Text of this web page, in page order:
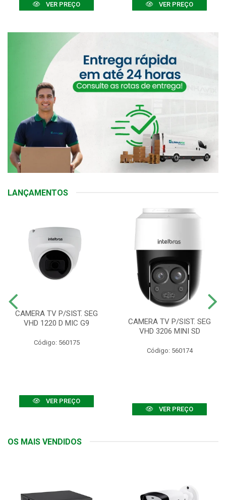
VER PREÇO VER PREÇO
LANÇAMENTOS
CAMERA TV P/SIST. SEG
VHD 1220 D MIC G9
Código: 560175
VER PREÇO
CAMERA TV P/SIST. SEG
VHD 3206 MINI SD
Código: 560174
VER PREÇO
OS MAIS VENDIDOS